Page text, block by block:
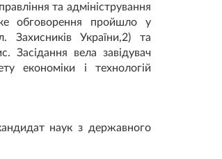
та адміністрування
обговорення пройшло у
України,2) та
Засідання вела завідувач
економіки і технологій
наук з державного